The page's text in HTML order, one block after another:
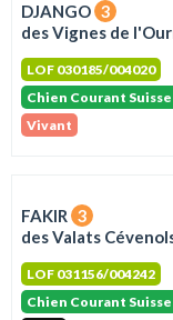
DJANGO 3
des Vignes de
LOF 030185/004020
Chien Courant
Vivant
FAKIR 3
des Valats
LOF 031156/004242
Chien Courant